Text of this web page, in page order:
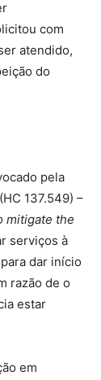
com
atendido,
do
pela
137.549) –
mitigate the
serviços à
dar início
razão de o
estar
em